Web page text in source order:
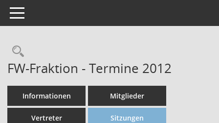
Toggle navigation
FW-Fraktion - Termine 2012
Informationen Mitglieder
Vertreter Sitzungen